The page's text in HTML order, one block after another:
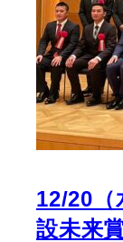
12/20（
設未来